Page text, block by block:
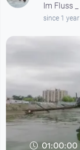
Im Fluss
since 1
01:00:00